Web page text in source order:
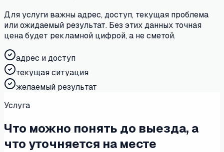
Для услуги важны адрес, доступ, текущая проблема
или ожидаемый результат. Без этих данных точная
цена будет рекламной цифрой, а не сметой.
адрес и доступ
текущая ситуация
желаемый результат
Услуга
Что можно понять до выезда, а
что уточняется на месте